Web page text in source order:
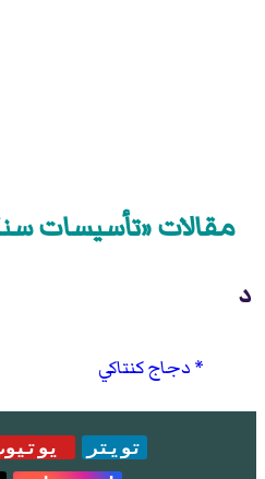
مقالات «تأسيسات سنة 1930 في
د
دجاج كنتاكي
تويتر